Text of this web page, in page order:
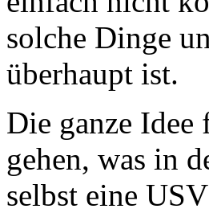
solche Dinge
überhaupt ist.
Die ganze Idee
gehen, was in
selbst eine